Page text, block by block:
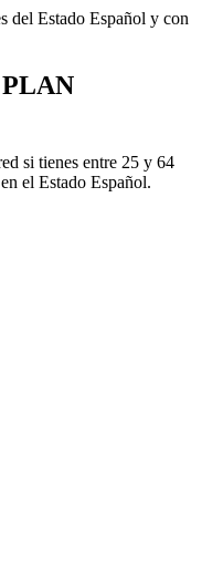
del Estado Español y con
si tienes entre 25 y 64
el Estado Español.